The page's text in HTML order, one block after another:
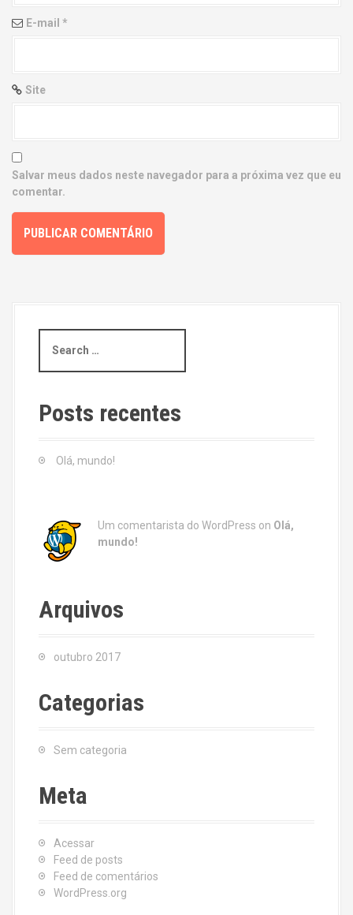
n E-mail *
Site
Salvar meus dados neste navegador para a próxima vez que eu
comentar.
a
c
h
Posts recentes
Olá, mundo!
Um comentarista do WordPress on Olá,
mundo!
Arquivos
outubro 2017
Categorias
Sem categoria
Meta
Acessar
Feed de posts
Feed de comentários
WordPress.org